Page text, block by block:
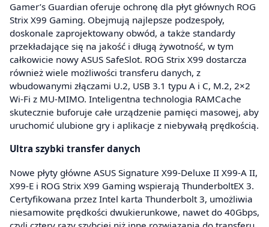
Gamer’s Guardian oferuje ochronę dla płyt głównych ROG
Strix X99 Gaming. Obejmują najlepsze podzespoły,
doskonale zaprojektowany obwód, a także standardy
przekładające się na jakość i długą żywotność, w tym
całkowicie nowy ASUS SafeSlot. ROG Strix X99 dostarcza
również wiele możliwości transferu danych, z
wbudowanymi złączami U.2, USB 3.1 typu A i C, M.2, 2×2
Wi-Fi z MU-MIMO. Inteligentna technologia RAMCache
skutecznie buforuje całe urządzenie pamięci masowej, aby
uruchomić ulubione gry i aplikacje z niebywałą prędkością.
Ultra szybki transfer danych
Nowe płyty główne ASUS Signature X99-Deluxe II X99-A II,
X99-E i ROG Strix X99 Gaming wspierają ThunderboltEX 3.
Certyfikowana przez Intel karta Thunderbolt 3, umożliwia
niesamowite prędkości dwukierunkowe, nawet do 40Gbps,